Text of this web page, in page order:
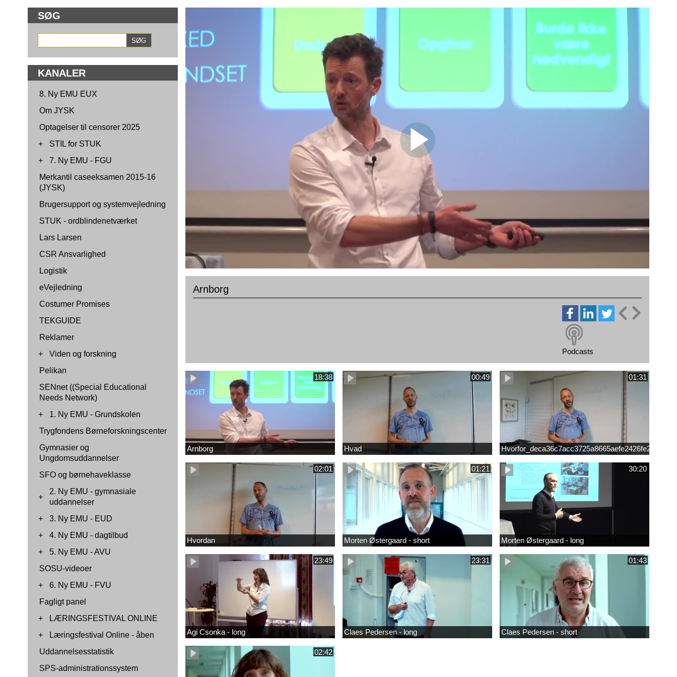
SØG
KANALER
8. Ny EMU EUX
Om JYSK
Optagelser til censorer 2025
+
STIL for STUK
+
7. Ny EMU - FGU
Merkantil caseeksamen 2015-16
(JYSK)
Brugersupport og systemvejledning
STUK - ordblindenetværket
Lars Larsen
CSR Ansvarlighed
Logistik
eVejledning
Costumer Promises
TEKGUIDE
Reklamer
+
Viden og forskning
Pelikan
SENnet ((Special Educational
Needs Network)
+
1. Ny EMU - Grundskolen
Trygfondens Børneforskningscenter
Gymnasier og
Ungdomsuddannelser
SFO og børnehaveklasse
+
2. Ny EMU - gymnasiale
uddannelser
+
3. Ny EMU - EUD
+
4. Ny EMU - dagtilbud
+
5. Ny EMU - AVU
SOSU-videoer
+
6. Ny EMU - FVU
Fagligt panel
+
LÆRINGSFESTIVAL ONLINE
+
Læringsfestival Online - åben
Uddannelsesstatistik
SPS-administrationssystem
Arnborg
Podcasts
18:38
Arnborg
00:49
Hvad
01:31
Hvorfor_deca36c7acc3725a8665aefe2426fe25.mp4
02:01
Hvordan
01:21
Morten Østergaard - short
30:20
Morten Østergaard - long
23:49
Agi Csonka - long
23:31
Claes Pedersen - long
01:43
Claes Pedersen - short
02:42